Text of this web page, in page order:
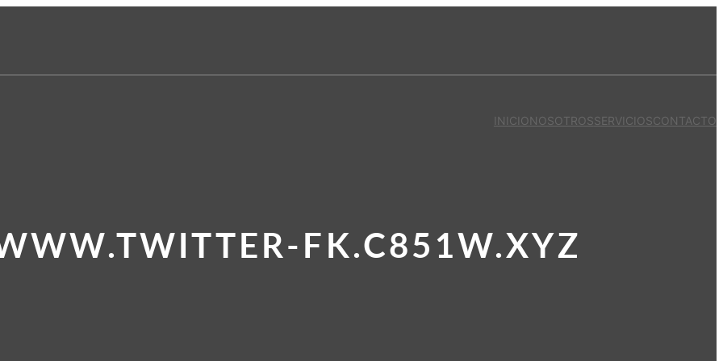
INICIONOSOTROSSERVICIOSCONTACTO
FK.C851W.XYZ